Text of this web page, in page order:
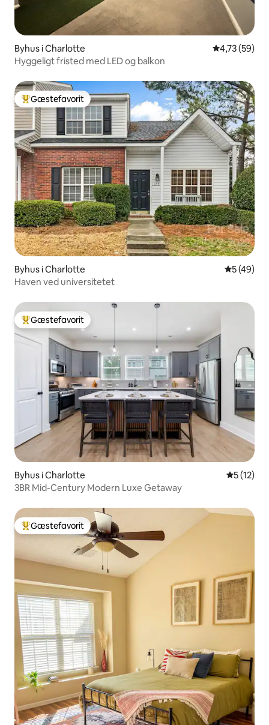
Byhus i Charlotte 4,73 ud af 5
4,73 (59)
Hyggeligt fristed med LED og balkon
Bedste gæstefavorit
Gæstefavorit
Byhus i Charlotte 5 ud af 5 i
5 (49)
Haven ved universitetet
Bedste gæstefavorit
Gæstefavorit
Byhus i Charlotte 5 ud af 5
5 (12)
3BR Mid-Century Modern Luxe Getaway
Bedste gæstefavorit
Gæstefavorit